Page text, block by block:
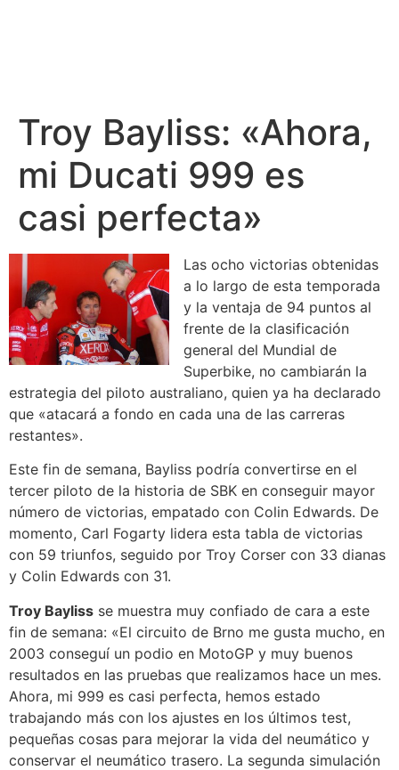
Troy Bayliss: «Ahora,
mi Ducati 999 es
casi perfecta»
Las ocho victorias obtenidas
a lo largo de esta temporada
y la ventaja de 94 puntos al
frente de la clasificación
general del Mundial de
Superbike, no cambiarán la
estrategia del piloto australiano, quien ya ha declarado
que «atacará a fondo en cada una de las carreras
restantes».
Este fin de semana, Bayliss podría convertirse en el
tercer piloto de la historia de SBK en conseguir mayor
número de victorias, empatado con Colin Edwards. De
momento, Carl Fogarty lidera esta tabla de victorias
con 59 triunfos, seguido por Troy Corser con 33 dianas
y Colin Edwards con 31.
Troy Bayliss se muestra muy confiado de cara a este
fin de semana: «El circuito de Brno me gusta mucho, en
2003 conseguí un podio en MotoGP y muy buenos
resultados en las pruebas que realizamos hace un mes.
Ahora, mi 999 es casi perfecta, hemos estado
trabajando más con los ajustes en los últimos test,
pequeñas cosas para mejorar la vida del neumático y
conservar el neumático trasero. La segunda simulación